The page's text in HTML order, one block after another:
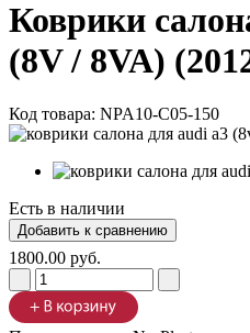
Коврики
(8V / 8VA)
Код товара: NPA10-C05-150
Есть в наличии
1800.00 руб.